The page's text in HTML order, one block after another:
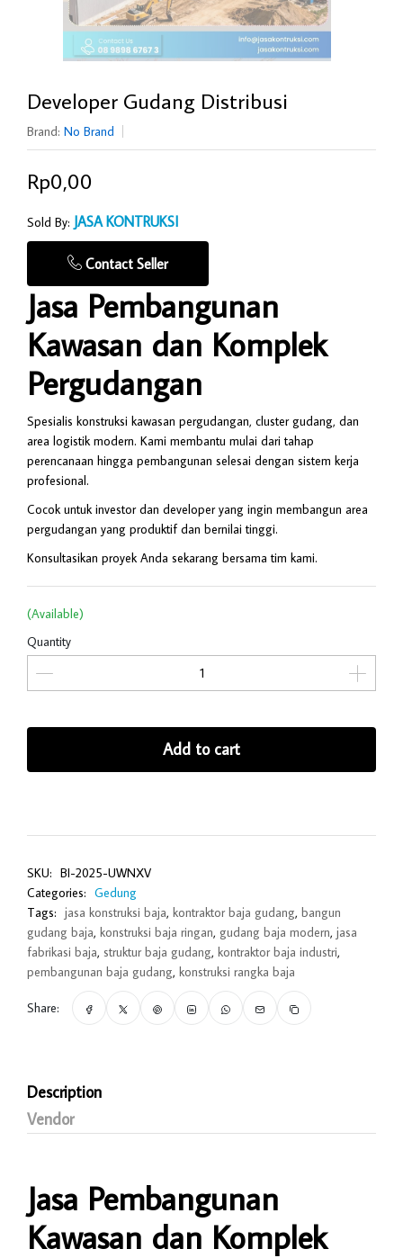
Developer Gudang Distribusi
Brand: No Brand
Rp0,00
Sold By: JASA KONTRUKSI
Contact Seller
Jasa Pembangunan
Kawasan dan Komplek
Pergudangan
Spesialis konstruksi kawasan pergudangan, cluster gudang, dan
area logistik modern. Kami membantu mulai dari tahap
perencanaan hingga pembangunan selesai dengan sistem kerja
profesional.
Cocok untuk investor dan developer yang ingin membangun area
pergudangan yang produktif dan bernilai tinggi.
Konsultasikan proyek Anda sekarang bersama tim kami.
(Available)
Quantity
Add to cart
SKU: BI-2025-UWNXV
Categories: Gedung
Tags: jasa konstruksi baja, kontraktor baja gudang, bangun
gudang baja, konstruksi baja ringan, gudang baja modern, jasa
fabrikasi baja, struktur baja gudang, kontraktor baja industri,
pembangunan baja gudang, konstruksi rangka baja
Share:
Description
Vendor
Jasa Pembangunan
Kawasan dan Komplek